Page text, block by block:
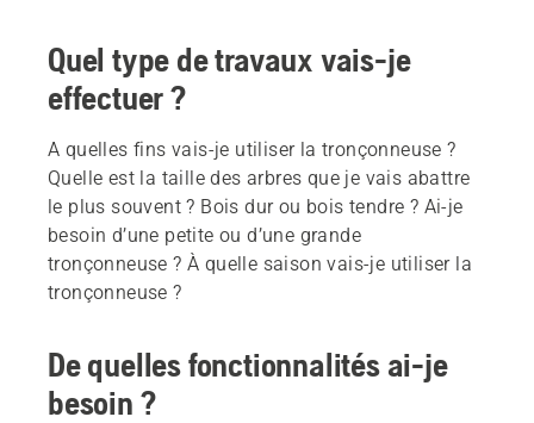
Quel type de travaux vais-je
effectuer ?
A quelles fins vais-je utiliser la tronçonneuse ?
Quelle est la taille des arbres que je vais abattre
le plus souvent ? Bois dur ou bois tendre ? Ai-je
besoin d’une petite ou d’une grande
tronçonneuse ? À quelle saison vais-je utiliser la
tronçonneuse ?
De quelles fonctionnalités ai-je
besoin ?